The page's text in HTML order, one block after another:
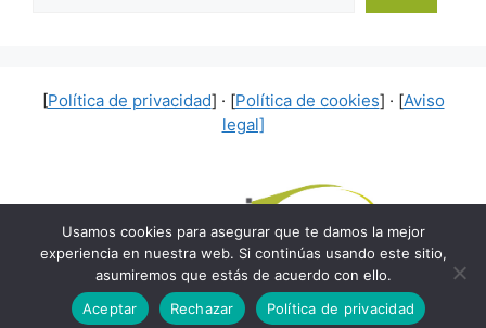
[Política de privacidad] · [Política de cookies] · [Aviso
legal]
© 2026 Rumbo Interior• Creado conGeneratePress
Usamos cookies para asegurar que te damos la mejor
experiencia en nuestra web. Si continúas usando este sitio,
asumiremos que estás de acuerdo con ello.
Aceptar
Rechazar Política de privacidad